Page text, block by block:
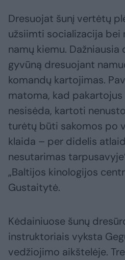
Dresuojat šunį vertėtų
užsiimti socializacija
namų kiemu. Dažniausia
gyvūną dresuojant
komandų kartojimas.
matoma, kad
nesisėda, kartoti
turėtų būti sakomos po
klaida – per didelis
nesutarimas
„Baltijos kinologijos
Gustaitytė.
Kėdainiuose šunų
instruktoriais vyksta
vedžiojimo aikštelėje.